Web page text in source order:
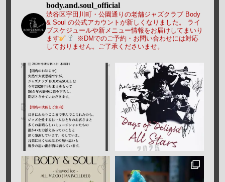
body.and.soul_official
渋谷区宇田川町・公園通りの老舗ジャズクラブ Body
& Soul の公式アカウントが新しくなりました。
ライ
ブスケジュールや新メニュー情報をお届けしてまいり
ます
※DMでのご予約・お問い合わせには対応
しておりません。ご了承くださいませ。